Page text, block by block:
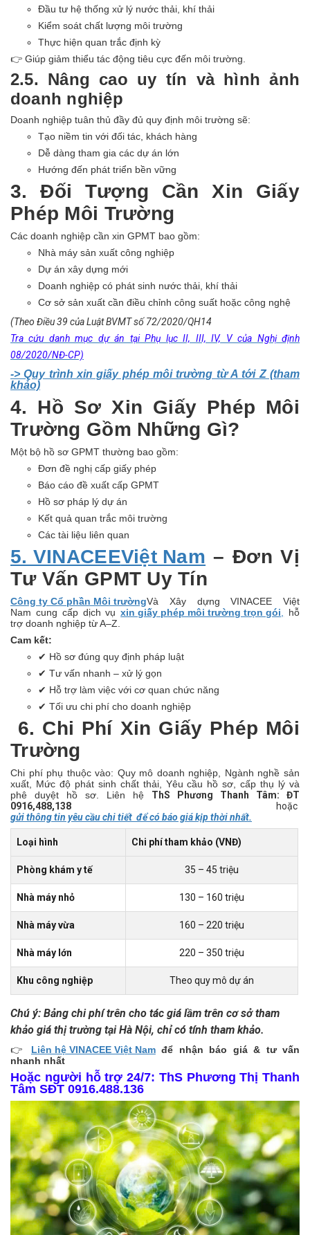
Đầu tư hệ thống xử lý nước thải, khí thải
Kiểm soát chất lượng môi trường
Thực hiện quan trắc định kỳ
👉 Giúp giảm thiểu tác động tiêu cực đến môi trường.
2.5. Nâng cao uy tín và hình ảnh
doanh nghiệp
Doanh nghiệp tuân thủ đầy đủ quy định môi trường sẽ:
Tạo niềm tin với đối tác, khách hàng
Dễ dàng tham gia các dự án lớn
Hướng đến phát triển bền vững
3. Đối Tượng Cần Xin Giấy
Phép Môi Trường
Các doanh nghiệp cần xin GPMT bao gồm:
Nhà máy sản xuất công nghiệp
Dự án xây dựng mới
Doanh nghiệp có phát sinh nước thải, khí thải
Cơ sở sản xuất cần điều chỉnh công suất hoặc công nghệ
(Theo Điều 39 của Luật BVMT số 72/2020/QH14
Tra cứu danh mục dự án tại Phụ lục II, III, IV, V của Nghị định
08/2020/NĐ-CP)
-> Quy trình xin giấy phép môi trường từ A tới Z (tham
khảo)
4. Hồ Sơ Xin Giấy Phép Môi
Trường Gồm Những Gì?
Một bộ hồ sơ GPMT thường bao gồm:
Đơn đề nghị cấp giấy phép
Báo cáo đề xuất cấp GPMT
Hồ sơ pháp lý dự án
Kết quả quan trắc môi trường
Các tài liệu liên quan
5. VINACEEViệt Nam – Đơn Vị
Tư Vấn GPMT Uy Tín
Công ty Cổ phần Môi trườngVà Xây dựng VINACEE Việt
Nam cung cấp dịch vụxin giấy phép môi trường trọn gói
hỗ
trợ doanh nghiệp từ A–Z.
Cam kết:
✔ Hồ sơ đúng quy định pháp luật
✔ Tư vấn nhanh – xử lý gọn
✔ Hỗ trợ làm việc với cơ quan chức năng
✔ Tối ưu chi phí cho doanh nghiệp
6. Chi Phí Xin Giấy Phép Môi
Trường
Chi phí phụ thuộc vào: Quy mô doanh nghiệp, Ngành nghề sản
xuất, Mức độ phát sinh chất thải, Yêu cầu hồ sơ, cấp thụ lý và
phê duyệt hồ sơ. Liên hệ ThS Phương Thanh Tâm: ĐT
0916,488,138 hoặc
gửi thông tin yêu cầu chi tiết để có báo giá kịp thời nhất.
Loại hình Chi phí tham khảo (VNĐ)
Phòng khám y tế 35 – 45 triệu
Nhà máy nhỏ 130 – 160 triệu
Nhà máy vừa 160 – 220 triệu
Nhà máy lớn 220 – 350 triệu
Khu công nghiệp Theo quy mô dự án
Chú ý: Bảng chi phí trên cho tác giá lầm trên cơ sở tham
khảo giá thị trường tại Hà Nội, chỉ có tính tham khảo.
👉 Liên hệ VINACEE Việt Namđể nhận báo giá & tư vấn
nhanh nhất
Hoặc người hỗ trợ 24/7: ThS Phương Thị Thanh
Tâm SĐT 0916.488.136